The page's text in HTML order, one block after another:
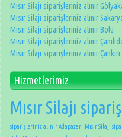
Mısır Silajı siparişleriniz alınır
Mısır Silajı siparişleriniz alınır
Mısır Silajı siparişleriniz alınır Bolu
Mısır Silajı siparişleriniz alınır
Mısır Silajı siparişleriniz alınır Çankırı
Hizmetlerimiz
Mısır Silajı
siparişleriniz alınır Adapazarı Mısır Silajı